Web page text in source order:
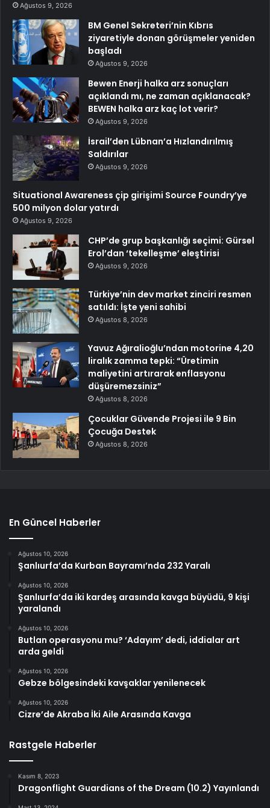
Ağustos 9, 2026
BM Genel Sekreteri’nin Kıbrıs
ziyaretiyle donan görüşmeler yeniden
başladı
Ağustos 9, 2026
Bewen Enerji halka arz sonuçları
açıklandı mı, ne zaman açıklanacak?
BEWEN halka arz kaç lot verir?
Ağustos 9, 2026
İsrail’den Lübnan’a Hızlandırılmış
Saldırılar
Ağustos 9, 2026
Situational Awareness çip girişimi Source Foundry’ye
500 milyon dolar yatırdı
Ağustos 9, 2026
CHP’de grup başkanlığı seçimi: Gürsel
Erol’dan ‘tekelleşme’ eleştirisi
Ağustos 9, 2026
Türkiye’nin dev market zinciri resmen
satıldı: İşte yeni sahibi
Ağustos 8, 2026
Yavuz Ağıralioğlu’ndan motorine 4,20
liralık zamma tepki: “Üretimin
maliyetini artırarak enflasyonu
düşüremezsiniz”
Ağustos 8, 2026
Çocuklar Güvende Projesi ile 9 Bin
Çocuğa Destek
Ağustos 8, 2026
En Güncel Haberler
Ağustos 10, 2026
Şanlıurfa’da Kurban Bayramı’nda 232 Yaralı
Ağustos 10, 2026
Şanlıurfa’da iki kardeş arasında kavga büyüdü, 9 kişi
yaralandı
Ağustos 10, 2026
Butlan operasyonu mu? ‘Adayım’ dedi, iddialar art
arda geldi
Ağustos 10, 2026
Gebze bölgesindeki kavşaklar yenilenecek
Ağustos 10, 2026
Cizre’de Akraba İki Aile Arasında Kavga
Rastgele Haberler
Kasım 8, 2023
Dragonflight Guardians of the Dream (10.2) Yayınlandı